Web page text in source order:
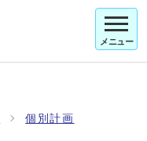
メニュー
個別計画